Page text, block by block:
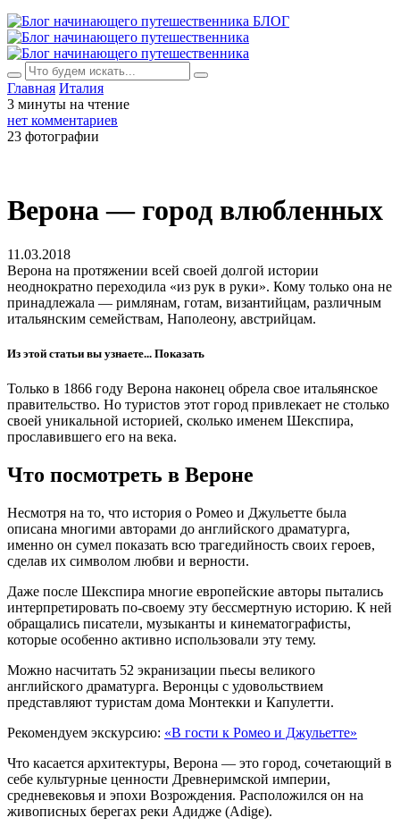
БЛОГ
Главная Италия
3 минуты на чтение
нет комментариев
23 фотографии
Верона — город влюбленных
11.03.2018
Верона на протяжении всей своей долгой истории
неоднократно переходила «из рук в руки». Кому только она не
принадлежала — римлянам, готам, византийцам, различным
итальянским семействам, Наполеону, австрийцам.
Из этой статьи вы узнаете... Показать
Только в 1866 году Верона наконец обрела свое итальянское
правительство. Но туристов этот город привлекает не столько
своей уникальной историей, сколько именем Шекспира,
прославившего его на века.
Что посмотреть в Вероне
Несмотря на то, что история о Ромео и Джульетте была
описана многими авторами до английского драматурга,
именно он сумел показать всю трагедийность своих героев,
сделав их символом любви и верности.
Даже после Шекспира многие европейские авторы пытались
интерпретировать по-своему эту бессмертную историю. К ней
обращались писатели, музыканты и кинематографисты,
которые особенно активно использовали эту тему.
Можно насчитать 52 экранизации пьесы великого
английского драматурга. Веронцы с удовольствием
представляют туристам дома Монтекки и Капулетти.
Рекомендуем экскурсию: «В гости к Ромео и Джульетте»
Что касается архитектуры, Верона — это город, сочетающий в
себе культурные ценности Древнеримской империи,
средневековья и эпохи Возрождения. Расположился он на
живописных берегах реки Адидже (Adige).